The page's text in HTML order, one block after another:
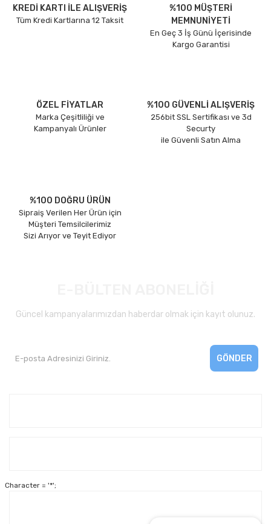
KREDİ KARTI İLE ALIŞVERİŞ
Tüm Kredi Kartlarına 12 Taksit
%100 MÜŞTERİ
MEMNUNİYETİ
En Geç 3 İş Günü İçerisinde
Kargo Garantisi
ÖZEL FİYATLAR
Marka Çeşitliliği ve
Kampanyalı Ürünler
%100 GÜVENLİ ALIŞVERİŞ
256bit SSL Sertifikası ve 3d
Securty
ile Güvenli Satın Alma
%100 DOĞRU ÜRÜN
Sipraiş Verilen Her Ürün için
Müşteri Temsilcilerimiz
Sizi Arıyor ve Teyit Ediyor
Güncel kampanyalarımızdan haberdar olmak için kayıt olunuz.
GÖNDER
Character = '*';